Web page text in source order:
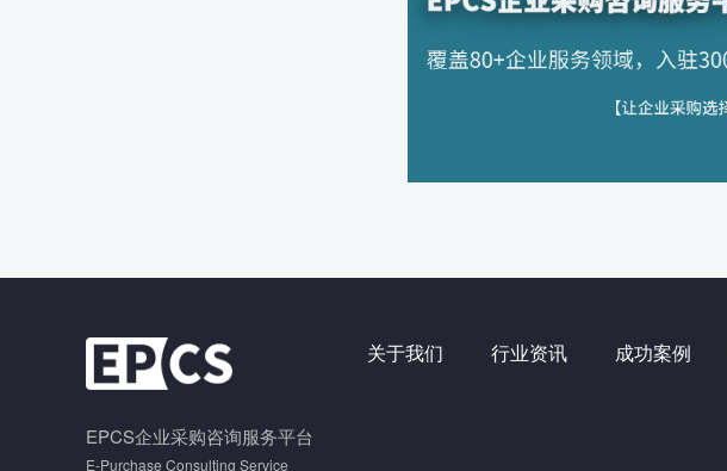
EPCS企业采购咨询服务平台
E-Purchase Consulting Service
关于我们 行业资讯 成功案例